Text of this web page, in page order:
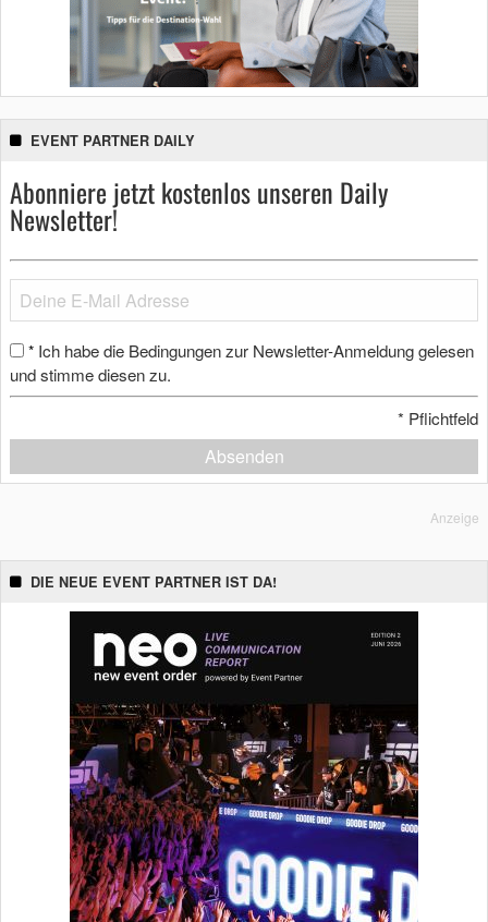
EVENT PARTNER DAILY
Abonniere jetzt kostenlos unseren Daily
Newsletter!
* Ich habe die Bedingungen zur Newsletter-Anmeldung gelesen
und stimme diesen zu.
* Pflichtfeld
Absenden
Anzeige
DIE NEUE EVENT PARTNER IST DA!